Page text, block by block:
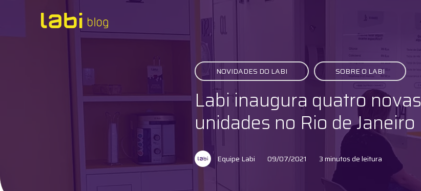
Hábitos Saudáveis
NOVIDADES DO LABI SOBRE O LABI
Labi inaugura quatro novas
unidades no Rio de Janeiro
Equipe Labi 09/07/2021 3 minutos de leitura